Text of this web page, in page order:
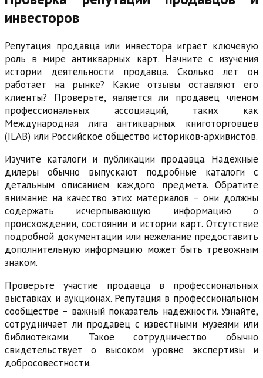
инвесторов
Репутация продавца или инвестора играет ключевую
роль в мире антикварных карт. Начните с изучения
истории деятельности продавца. Сколько лет он
работает на рынке? Какие отзывы оставляют его
клиенты? Проверьте, является ли продавец членом
профессиональных ассоциаций, таких как
Международная лига антикварных книготорговцев
(ILAB) или Российское общество историков-архивистов.
Изучите каталоги и публикации продавца. Надежные
дилеры обычно выпускают подробные каталоги с
детальным описанием каждого предмета. Обратите
внимание на качество этих материалов – они должны
содержать исчерпывающую информацию о
происхождении, состоянии и истории карт. Отсутствие
подробной документации или нежелание предоставить
дополнительную информацию может быть тревожным
знаком.
Проверьте участие продавца в профессиональных
выставках и аукционах. Репутация в профессиональном
сообществе – важный показатель надежности. Узнайте,
сотрудничает ли продавец с известными музеями или
библиотеками. Такое сотрудничество обычно
свидетельствует о высоком уровне экспертизы и
добросовестности.